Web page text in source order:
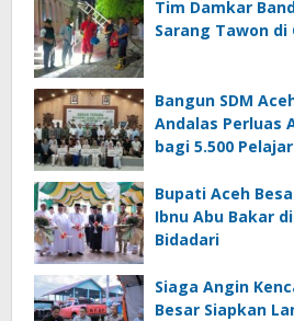
Tim Damkar
Sarang Tawon di
Bangun SDM
Andalas Perluas
bagi 5.500 Pelajar
Bupati Aceh
Ibnu Abu Bakar
Bidadari
Siaga Angin
Besar Siapkan